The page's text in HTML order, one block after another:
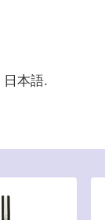
日本語.